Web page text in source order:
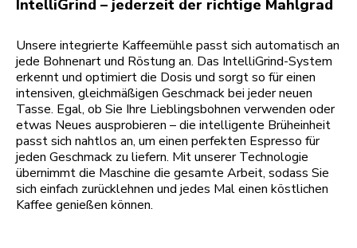
IntelliGrind – jederzeit der richtige Mahlgrad
Unsere integrierte Kaffeemühle passt sich automatisch an
jede Bohnenart und Röstung an. Das IntelliGrind-System
erkennt und optimiert die Dosis und sorgt so für einen
intensiven, gleichmäßigen Geschmack bei jeder neuen
Tasse. Egal, ob Sie Ihre Lieblingsbohnen verwenden oder
etwas Neues ausprobieren – die intelligente Brüheinheit
passt sich nahtlos an, um einen perfekten Espresso für
jeden Geschmack zu liefern. Mit unserer Technologie
übernimmt die Maschine die gesamte Arbeit, sodass Sie
sich einfach zurücklehnen und jedes Mal einen köstlichen
Kaffee genießen können.